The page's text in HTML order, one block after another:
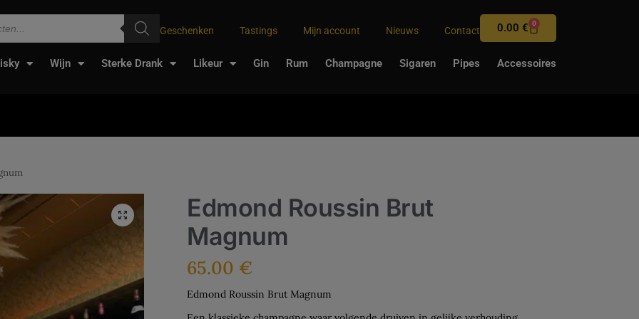
Geschenken Tastings Mijn account Nieuws Contact 0.00€ 0
Wijn Sterke Drank Likeur Gin Rum Champagne Sigaren Pipes Accessoires
Edmond Roussin Brut
Magnum
65.00 €
Edmond Roussin Brut Magnum